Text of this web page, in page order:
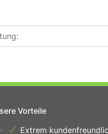
Vorteile
Extrem